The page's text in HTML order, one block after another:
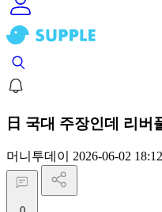
日 국대 주장인데 리
머니투데이 2026-06-02